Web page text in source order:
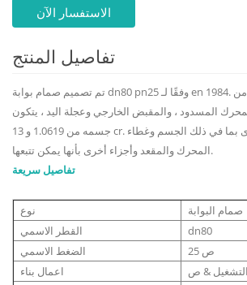
الاستفسار الآن
تفاصيل المنتج
تم تصميم صمام بوابة dn80 pn25 وفقًا لـ en 1984. مع الأجزاء الشائعة من
المسدود ، والمقبض الخارجي وعجلة اليد ، يتكون
جسمه من 1.0619 و 13 cr. تعد الأجزاء الأخرى بما في ذلك الجسم وغطاء
المحرك والمقعد وأجزاء أخرى بأنها يمكن تتبعها.
تفاصيل سريعة
نوع
صمام البوابة
القطر الاسمي
dn80
الضغط الاسمي
ص 25
اعمال بناء
& ص